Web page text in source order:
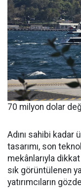
70 milyon dolar
Adını sahibi kadar
tasarımı, son
mekânlarıyla
sık görüntülenen
yatırımcıların